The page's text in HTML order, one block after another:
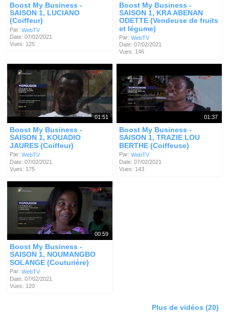
Boost My Business -
SAISON 1, LUCIANO
(Coiffeur)
Par:WebTV
Date: 07/02/2021
Vues: 125
Boost My Business -
SAISON 1, KRA ABENAN
ODETTE (Vendeuse de fruits
et légume)
Par:WebTV
Date: 07/02/2021
Vues: 146
01:51
Boost My Business -
SAISON 1, KOUADIO
JAURES (Coiffeur)
Par:WebTV
Date: 07/02/2021
Vues: 175
01:37
Boost My Business -
SAISON 1, TRAZIE LOU
BERTHE (Coiffeuse)
Par:WebTV
Date: 07/02/2021
Vues: 143
00:59
Boost My Business -
SAISON 1, NOUMANGBO
SOLANGE (Couturière)
Par:WebTV
Date: 07/02/2021
Vues: 120
Plus de vidéos (20)